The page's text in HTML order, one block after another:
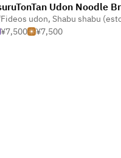
Fideos udon, Shabu shabu
¥7,500
¥7,500